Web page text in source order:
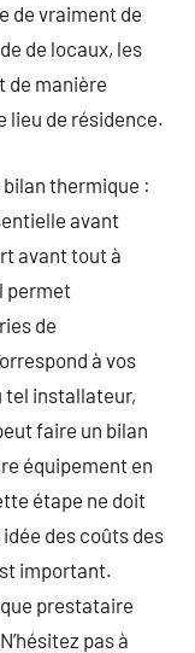
de vraiment de
de locaux, les
de manière
lieu de résidence.
thermique :
avant
avant tout à
permet
de
à vos
tel installateur,
faire un bilan
équipement en
étape ne doit
des coûts des
important.
prestataire
pas à